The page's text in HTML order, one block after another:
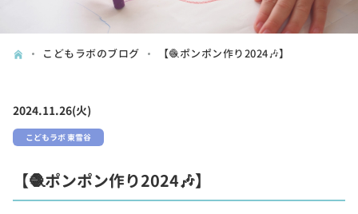
こどもラボのブログ 【🧶ポンポン作り2024🎶】
2024.11.26(火)
こどもラボ 東雪谷
【🧶ポンポン作り2024🎶】